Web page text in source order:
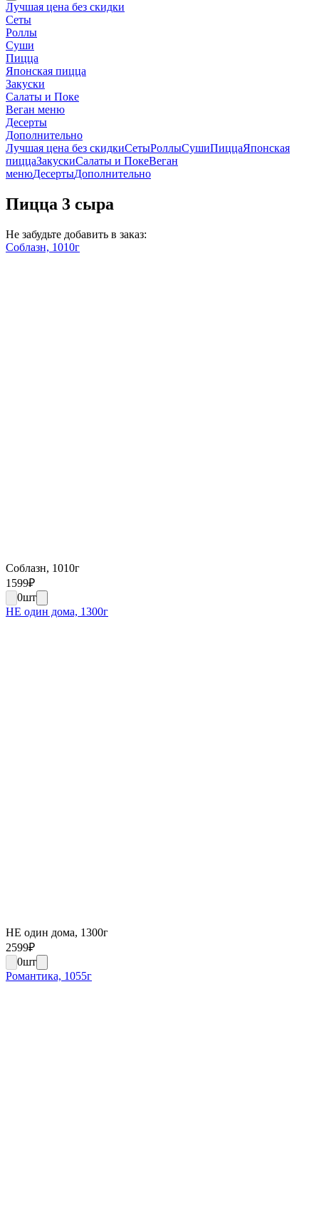
Лучшая цена без скидки
Сеты
Роллы
Суши
Пицца
Японская пицца
Закуски
Салаты и Поке
Веган меню
Десерты
Дополнительно
Лучшая цена без скидкиСетыРоллыСушиПиццаЯпонская
пиццаЗакускиСалаты и ПокеВеган
менюДесертыДополнительно
Пицца 3 сыра
Не забудьте добавить в заказ:
Соблазн, 1010г
Соблазн, 1010г
1599₽
0шт
НЕ один дома, 1300г
НЕ один дома, 1300г
2599₽
0шт
Романтика, 1055г